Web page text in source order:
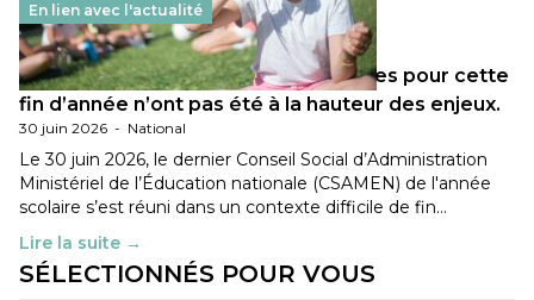
En lien avec l'actualité
Les décisions ministérielles attendues pour cette
fin d’année n’ont pas été à la hauteur des enjeux.
30 juin 2026 - National
Le 30 juin 2026, le dernier Conseil Social d’Administration
Ministériel de l’Éducation nationale (CSAMEN) de l'année
scolaire s’est réuni dans un contexte difficile de fin…
Lire la suite →
SÉLECTIONNÉS POUR VOUS